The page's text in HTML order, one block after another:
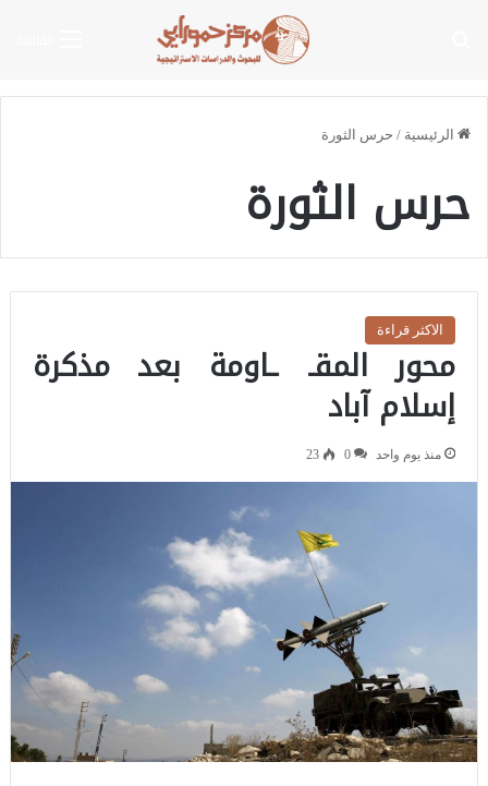
الرئيسية / حرس الثورة
حرس الثورة
الاكثر قراءة
محور المقـ ـاومة بعد مذكرة
إسلام آباد
منذ يوم واحد 0
23